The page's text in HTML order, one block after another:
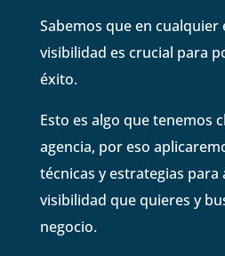
Sabemos que en cualquier
visibilidad es crucial para
éxito.
Esto es algo que tenemos
agencia, por eso
técnicas y estrategias para
visibilidad que quieres y
negocio.